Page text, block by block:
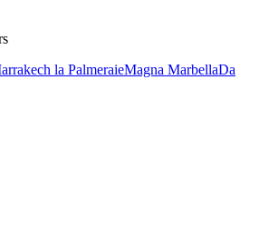
la PalmeraieMagna MarbellaDa